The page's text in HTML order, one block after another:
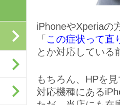
iPhoneやXperiaの
「 この症状って直
とか対応している
もちろん、HPを
対応機種にある